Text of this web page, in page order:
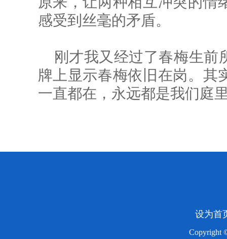
感受到丝毫的矛盾。
刚才我又经过了春梅生前
牌上显示春梅依旧在岗。其
一直都在，永远都是我们庭
设为首
Copyright